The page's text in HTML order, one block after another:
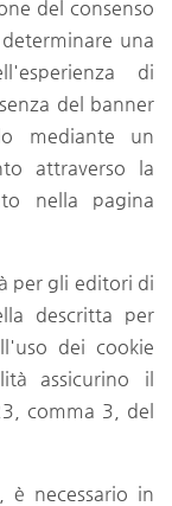
del consenso
una
di
del banner
mediante un
attraverso la
nella pagina
per gli editori di
descritta per
dei cookie
assicurino il
comma 3, del
è necessario in